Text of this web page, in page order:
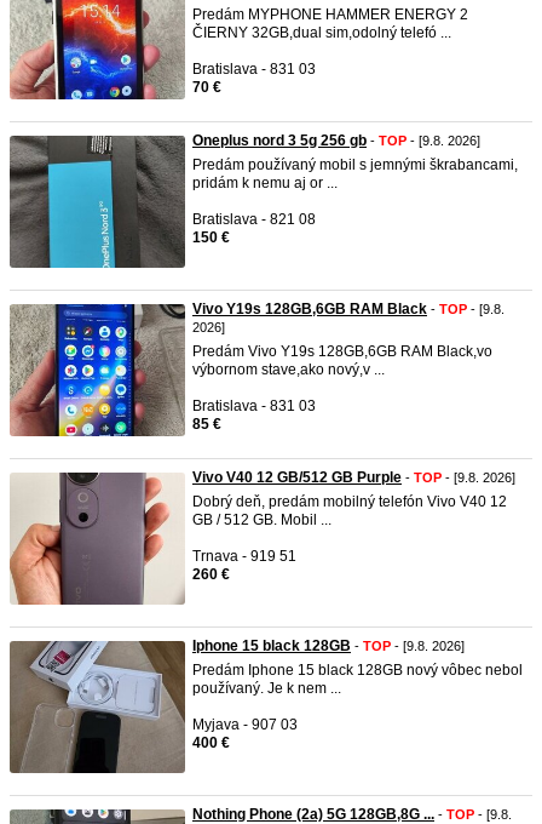
Predám MYPHONE HAMMER ENERGY 2
ČIERNY 32GB,dual sim,odolný telefó ...
Bratislava - 831 03
70 €
Oneplus nord 3 5g 256 gb - TOP - [9.8. 2026]
Predám používaný mobil s jemnými škrabancami,
pridám k nemu aj or ...
Bratislava - 821 08
150 €
Vivo Y19s 128GB,6GB RAM Black - TOP - [9.8.
2026]
Predám Vivo Y19s 128GB,6GB RAM Black,vo
výbornom stave,ako nový,v ...
Bratislava - 831 03
85 €
Vivo V40 12 GB/512 GB Purple - TOP - [9.8. 2026]
Dobrý deň, predám mobilný telefón Vivo V40 12
GB / 512 GB. Mobil ...
Trnava - 919 51
260 €
Iphone 15 black 128GB - TOP - [9.8. 2026]
Predám Iphone 15 black 128GB nový vôbec nebol
používaný. Je k nem ...
Myjava - 907 03
400 €
Nothing Phone (2a) 5G 128GB,8G ... - TOP - [9.8.